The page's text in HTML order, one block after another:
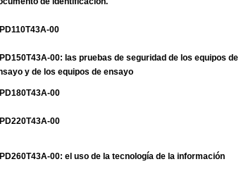
00
00: las pruebas de seguridad de los equipos de
y de los equipos de ensayo
00
00
00: el uso de la tecnología de la información